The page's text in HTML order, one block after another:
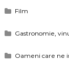
Film
Gastronomie,
Oameni care ne